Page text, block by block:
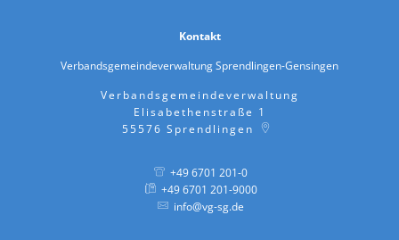
Kontakt
Verbandsgemeindeverwaltung Sprendlingen-Gensingen
Verbandsgemeindeverwaltung
Elisabethenstraße 1
55576 Sprendlingen
+49 6701 201-0
+49 6701 201-9000
info@vg-sg.de